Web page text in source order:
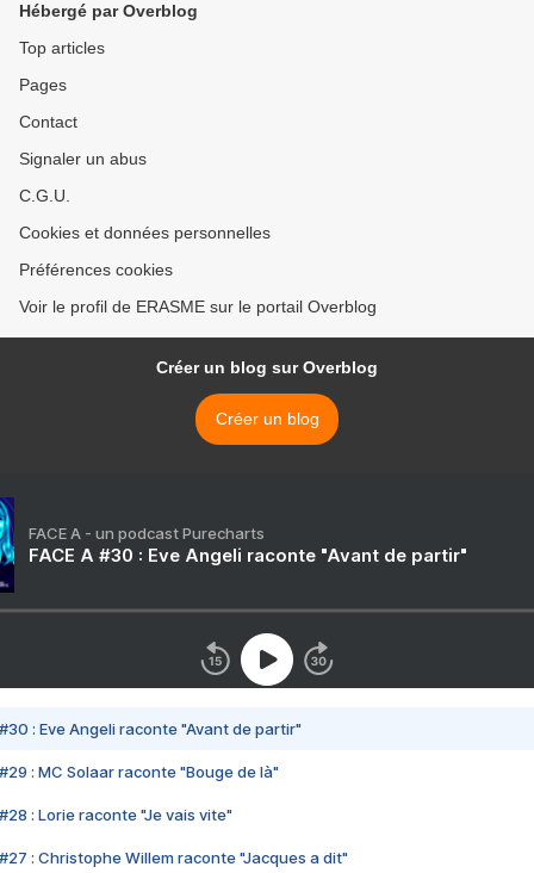
Hébergé par Overblog
Top articles
Pages
Contact
Signaler un abus
C.G.U.
Cookies et données personnelles
Préférences cookies
Voir le profil de ERASME sur le portail Overblog
Créer un blog sur Overblog
Créer un blog
FACE A - un podcast Purecharts
FACE A #30 : Eve Angeli raconte "Avant de partir"
#30 : Eve Angeli raconte "Avant de partir"
#29 : MC Solaar raconte "Bouge de là"
#28 : Lorie raconte "Je vais vite"
#27 : Christophe Willem raconte "Jacques a dit"